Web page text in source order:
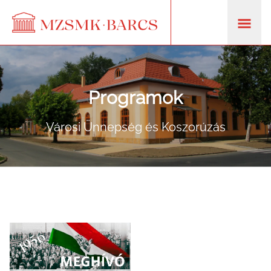
Programok
Városi Ünnepség és Koszorúzás